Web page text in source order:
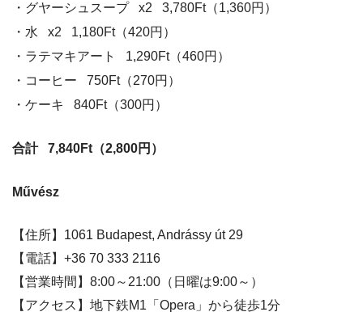
・グヤーシュスープ x2 3,780Ft（1,360円）
・水 x2 1,180Ft（420円）
・ラテマキアート 1,290Ft（460円）
・コーヒー 750Ft（270円）
・ケーキ 840Ft（300円）
合計 7,840Ft（2,800円）
Művész
【住所】1061 Budapest, Andrássy út 29
【電話】 +36 70 333 2116
【営業時間】8:00～21:00（日曜は9:00～）
【アクセス】地下鉄M1「Opera」から徒歩1分